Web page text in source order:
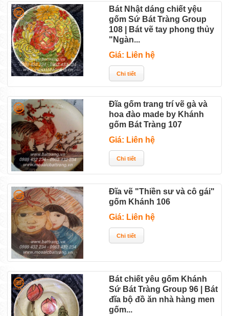
Bát Nhật dáng chiết yệu
gốm Sứ Bát Tràng Group
108 | Bát vẽ tay phong thủy
"Ngàn...
Giá: Liên hệ
Đĩa gốm trang trí vẽ gà và
hoa đào made by Khánh
gốm Bát Tràng 107
Giá: Liên hệ
Đĩa vẽ "Thiền sư và cô gái"
gốm Khánh 106
Giá: Liên hệ
Bát chiết yêu gốm Khánh
Sứ Bát Tràng Group 96 | Bát
đĩa bộ đồ ăn nhà hàng men
gốm...